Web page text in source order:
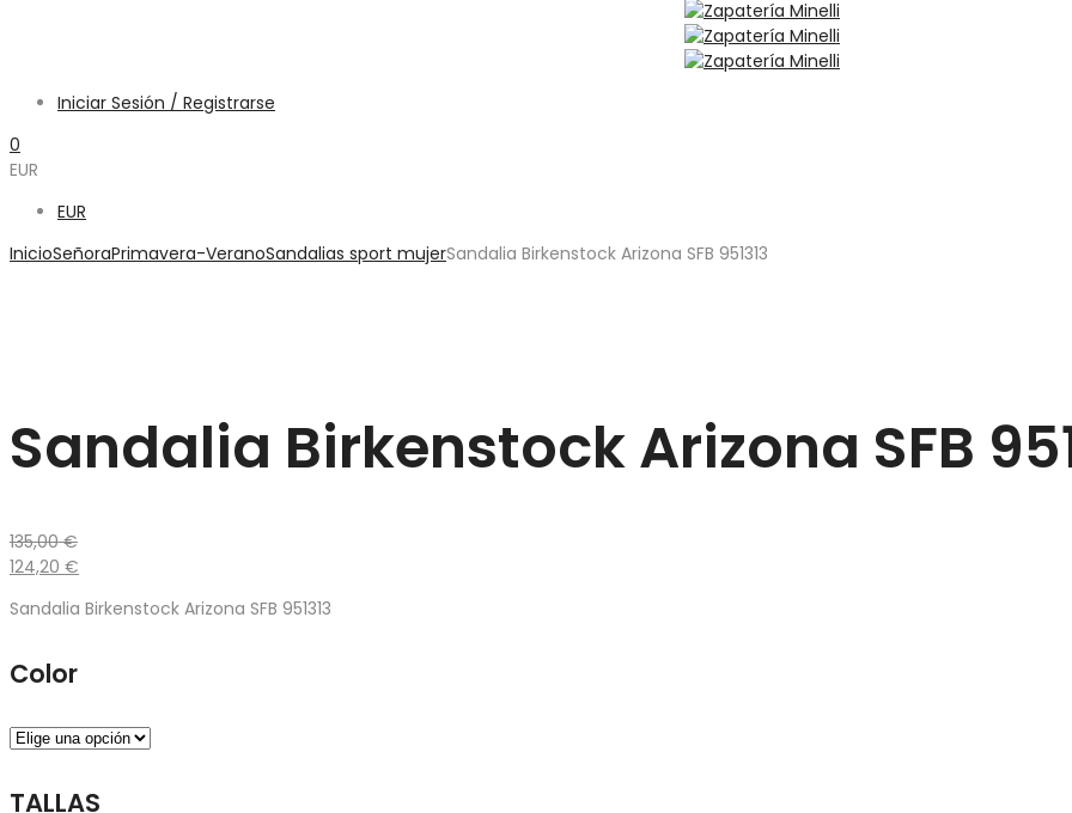
Iniciar Sesión / Registrarse
0
EUR
EUR
InicioSeñoraPrimavera-VeranoSandalias sport mujerSandalia Birkenstock Arizona SFB 951313
Sandalia Birkenstock Arizona SFB
135,00€
124,20 €
Sandalia Birkenstock Arizona SFB 951313
Color
TALLAS